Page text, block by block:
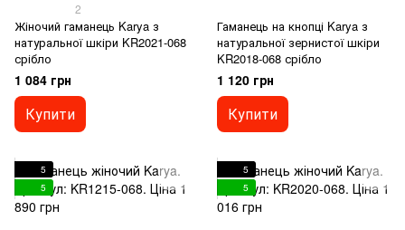
2
Жіночий гаманець Karya з
натуральної шкіри KR2021-068
срібло
1 084 грн
Купити
Гаманець на кнопці Karya з
натуральної зернистої шкіри
KR2018-068 срібло
1 120 грн
Купити
5
5
5
5